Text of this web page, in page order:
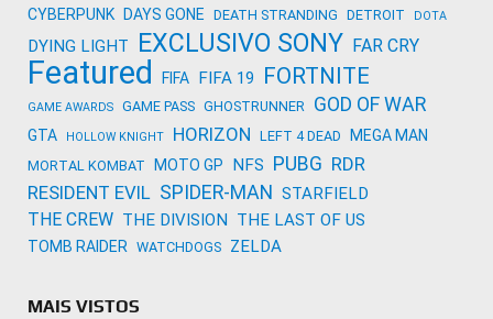
CYBERPUNK DAYS GONE DEATH STRANDING DETROIT DOTA
DYING LIGHT EXCLUSIVO SONY FAR CRY
Featured FIFA FIFA 19 FORTNITE
GAME AWARDS GAME PASS GHOSTRUNNER GOD OF WAR
GTA HOLLOW KNIGHT HORIZON LEFT 4 DEAD MEGA MAN
MORTAL KOMBAT MOTO GP NFS PUBG RDR
RESIDENT EVIL SPIDER-MAN STARFIELD
THE CREW THE DIVISION THE LAST OF US
TOMB RAIDER WATCHDOGS ZELDA
MAIS VISTOS